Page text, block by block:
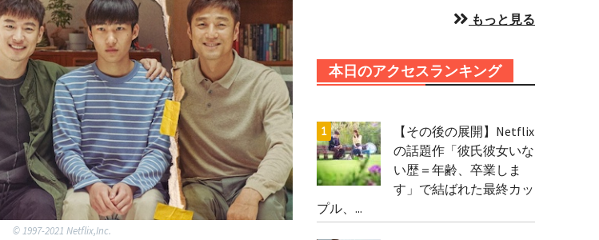
©︎ 1997-2021 Netflix,Inc.
もっと見る
本日のアクセスランキング
【その後の展開】Netflix
の話題作「彼氏彼女いな
い歴＝年齢、卒業しま
す」で結ばれた最終カッ
プル、...